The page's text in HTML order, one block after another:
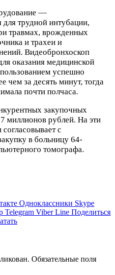
—
трудной интубации,
травмах, врожденных
и трахеи и
Видеобронхоскоп
оказания медицинской
успешно
чем за десять минут, тогда
почти полчаса.
закупочных
миллионов рублей. На эти
с
в больницу 64-
томографа.
Одноклассники Skype
Telegram Viber Line Поделиться
Обязательные поля